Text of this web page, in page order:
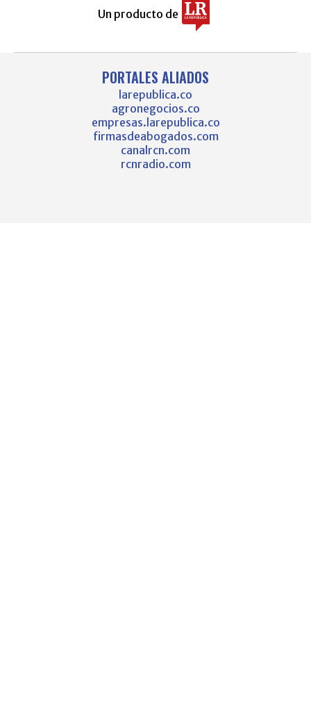
Un producto de
PORTALES ALIADOS
larepublica.co
agronegocios.co
empresas.larepublica.co
firmasdeabogados.com
canalrcn.com
rcnradio.com